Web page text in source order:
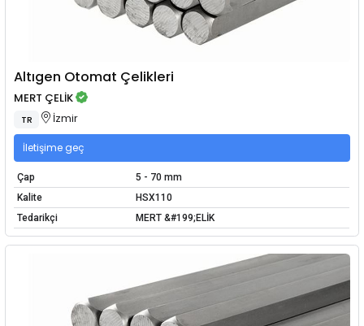
Altıgen Otomat Çelikleri
MERT ÇELİK
TR İzmir
İletişime geç
Çap
5 - 70 mm
Kalite
HSX110
Tedarikçi
MERT &#199;ELİK